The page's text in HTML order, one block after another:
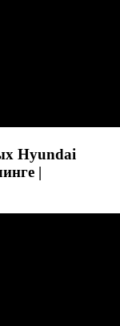
Hyundai
|